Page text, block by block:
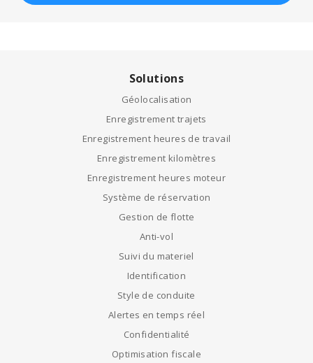
Solutions
Géolocalisation
Enregistrement trajets
Enregistrement heures de travail
Enregistrement kilomètres
Enregistrement heures moteur
Système de réservation
Gestion de flotte
Anti-vol
Suivi du materiel
Identification
Style de conduite
Alertes en temps réel
Confidentialité
Optimisation fiscale